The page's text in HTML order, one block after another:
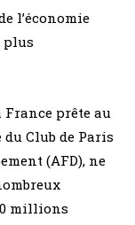
l’économie
plus
France prête au
Club de Paris
(AFD), ne
millions